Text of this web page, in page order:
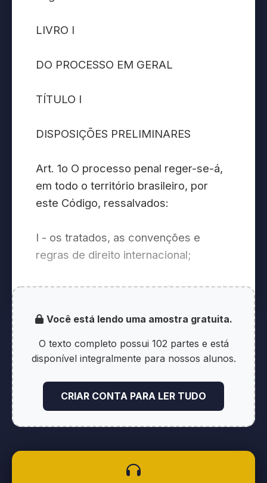
LIVRO I
DO PROCESSO EM GERAL
TÍTULO I
DISPOSIÇÕES PRELIMINARES
Art. 1o O processo penal reger-se-á,
em todo o território brasileiro, por
este Código, ressalvados:
I - os tratados, as convenções e
regras de direito internacional;
II - as prerrogativas constitucionais do
ministros de Estado, nos crimes
conexos com os do Presidente da
República, e dos ministros do
de responsabilidade (Constituição,
arts. 86, 89, § 2º, e 100);
Você está lendo uma amostra gratuita.
O texto completo possui 102 partes e está
disponível integralmente para nossos alunos.
CRIAR CONTA PARA LER TUDO